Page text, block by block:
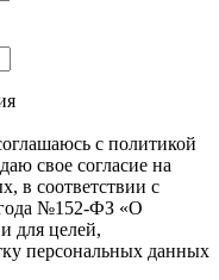
с политикой
свое согласие на
в соответствии с
№152-ФЗ «О
для целей,
персональных данных